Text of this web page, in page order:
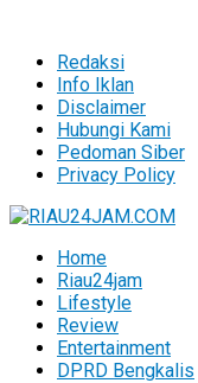
Redaksi
Info Iklan
Disclaimer
Hubungi Kami
Pedoman Siber
Privacy Policy
Home
Riau24jam
Lifestyle
Review
Entertainment
DPRD Bengkalis